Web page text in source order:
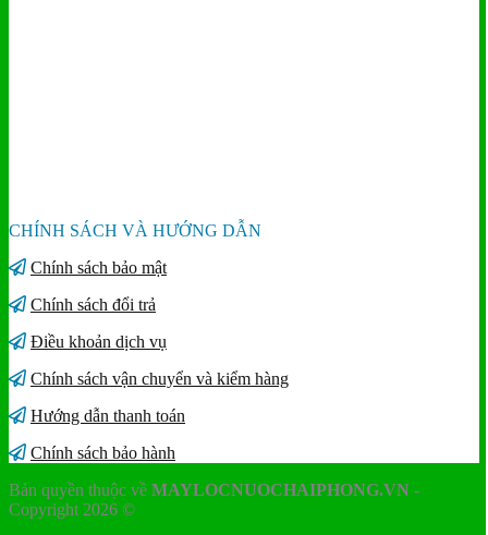
CHÍNH SÁCH VÀ HƯỚNG DẪN
Chính sách bảo mật
Chính sách đổi trả
Điều khoản dịch vụ
Chính sách vận chuyển và kiểm hàng
Hướng dẫn thanh toán
Chính sách bảo hành
Bản quyền thuộc về MAYLOCNUOCHAIPHONG.VN -
Copyright 2026 ©